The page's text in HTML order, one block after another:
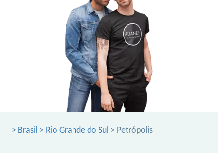
> Brasil > Rio Grande do Sul > Petrópolis